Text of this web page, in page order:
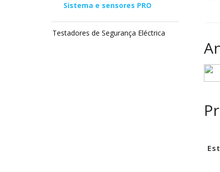
Sistema e sensores PRO
Testadores de Segurança Eléctrica